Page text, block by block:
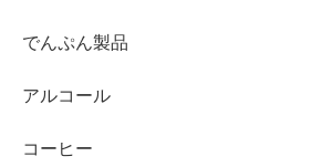
でんぷん製品
アルコール
コーヒー